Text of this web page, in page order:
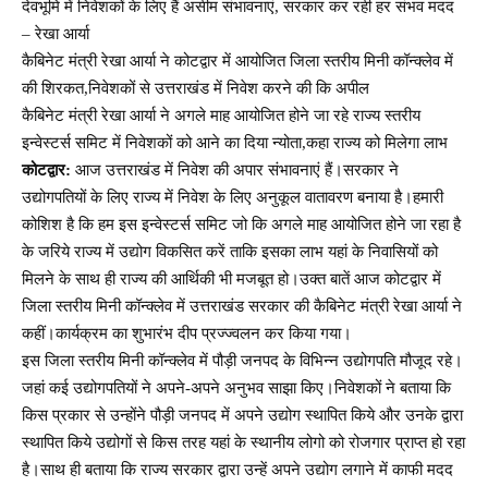
देवभूमि में निवेशकों के लिए हैं असीम संभावनाएं, सरकार कर रही हर संभव मदद
– रेखा आर्या
कैबिनेट मंत्री रेखा आर्या ने कोटद्वार में आयोजित जिला स्तरीय मिनी कॉन्क्लेव में
की शिरकत,निवेशकों से उत्तराखंड में निवेश करने की कि अपील
कैबिनेट मंत्री रेखा आर्या ने अगले माह आयोजित होने जा रहे राज्य स्तरीय
इन्वेस्टर्स समिट में निवेशकों को आने का दिया न्योता,कहा राज्य को मिलेगा लाभ
कोटद्वार: आज उत्तराखंड में निवेश की अपार संभावनाएं हैं।सरकार ने
उद्योगपतियों के लिए राज्य में निवेश के लिए अनुकूल वातावरण बनाया है।हमारी
कोशिश है कि हम इस इन्वेस्टर्स समिट जो कि अगले माह आयोजित होने जा रहा है
के जरिये राज्य में उद्योग विकसित करें ताकि इसका लाभ यहां के निवासियों को
मिलने के साथ ही राज्य की आर्थिकी भी मजबूत हो।उक्त बातें आज कोटद्वार में
जिला स्तरीय मिनी कॉन्क्लेव में उत्तराखंड सरकार की कैबिनेट मंत्री रेखा आर्या ने
कहीं।कार्यक्रम का शुभारंभ दीप प्रज्ज्वलन कर किया गया।
इस जिला स्तरीय मिनी कॉन्क्लेव में पौड़ी जनपद के विभिन्न उद्योगपति मौजूद रहे।
जहां कई उद्योगपतियों ने अपने-अपने अनुभव साझा किए।निवेशकों ने बताया कि
किस प्रकार से उन्होंने पौड़ी जनपद में अपने उद्योग स्थापित किये और उनके द्वारा
स्थापित किये उद्योगों से किस तरह यहां के स्थानीय लोगो को रोजगार प्राप्त हो रहा
है।साथ ही बताया कि राज्य सरकार द्वारा उन्हें अपने उद्योग लगाने में काफी मदद